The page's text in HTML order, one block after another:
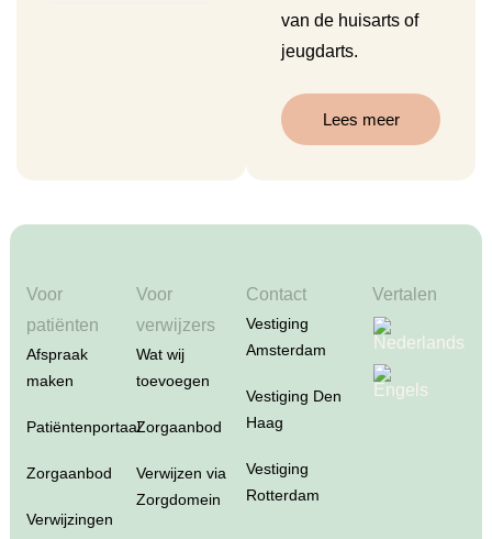
van de huisarts of
jeugdarts.
Lees meer
Voor
patiënten
Afspraak
maken
Patiëntenportaal
Zorgaanbod
Verwijzingen
Voor
verwijzers
Wat wij
toevoegen
Zorgaanbod
Verwijzen via
Zorgdomein
Contact
Vestiging
Amsterdam
Vestiging Den
Haag
Vestiging
Rotterdam
Vertalen